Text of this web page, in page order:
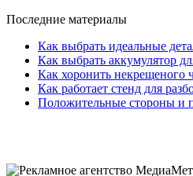
Последние материалы
Как выбрать идеальные
Как выбрать аккумулятор
Как хоронить некрещеного
Как работает стенд для
Положительные стороны и